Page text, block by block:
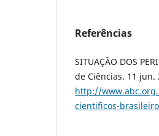
Referências
SITUAÇÃO DOS
de Ciências. 11 jun.
http://
cientificos-